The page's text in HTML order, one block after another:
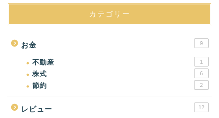
カテゴリー
お金 9
不動産 1
株式 6
節約 2
レビュー 12